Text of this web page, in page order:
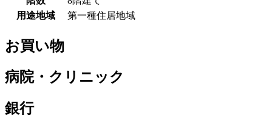
用途地域
第一種住居地域
お買い物
病院・クリニック
銀行